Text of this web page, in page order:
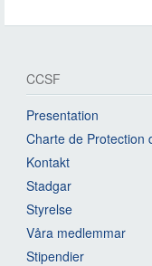
CCSF
Presentation
Charte de Protection
Kontakt
Stadgar
Styrelse
Våra medlemmar
Stipendier